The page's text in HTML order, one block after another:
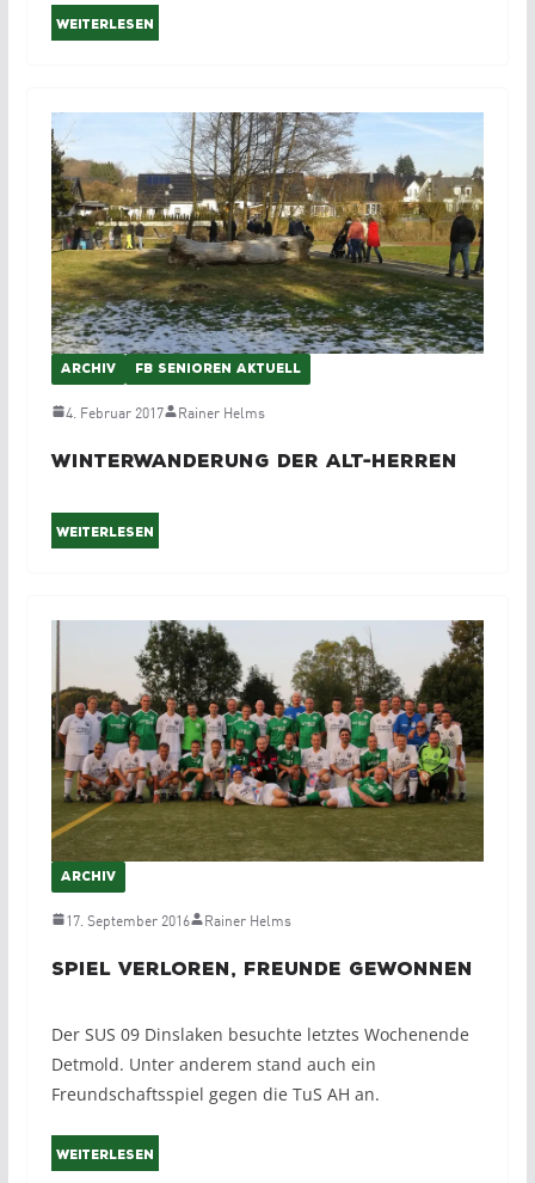
Weiterlesen
ARCHIV FB SENIOREN AKTUELL
4. Februar 2017 Rainer Helms
Winterwanderung der Alt-Herren
Weiterlesen
ARCHIV
17. September 2016 Rainer Helms
Spiel verloren, Freunde gewonnen
Der SUS 09 Dinslaken besuchte letztes Wochenende
Detmold. Unter anderem stand auch ein
Freundschaftsspiel gegen die TuS AH an.
Weiterlesen